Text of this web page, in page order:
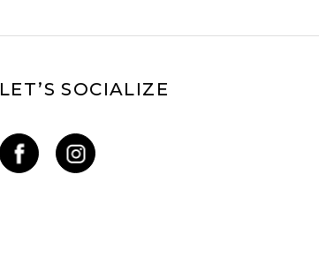
LET’S SOCIALIZE